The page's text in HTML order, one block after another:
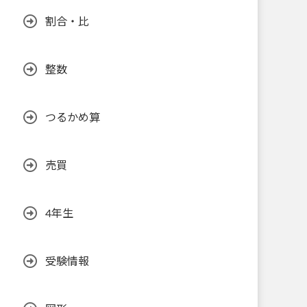
割合・比
整数
つるかめ算
売買
4年生
受験情報